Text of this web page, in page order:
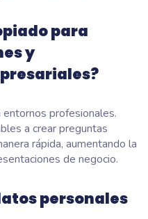
para
y
profesionales.
a crear preguntas
rápida, aumentando la
de negocio.
personales